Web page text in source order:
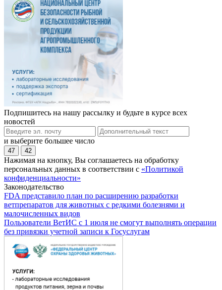
Подпишитесь на нашу рассылку и будьте в курсе всех
новостей
и выберите большее число
47 42
Нажимая на кнопку, Вы соглашаетесь на обработку
персональных данных в соответствии с «Политикой
конфиденциальности»
Законодательство
FDA представило план по расширению разработки
ветпрепаратов для животных с редкими болезнями и
малочисленных видов
Пользователи ВетИС с 1 июля не смогут выполнять операции
без привязки учетной записи к Госуслугам